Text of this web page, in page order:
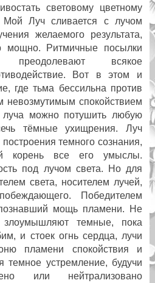
световому цветному
Мой Луч сливается с лучом
желаемого результата,
мощно. Ритмичные посылки
всякое
Вот в этом и
где тьма бессильна против
невозмутимым спокойствием
луча можно потушить любую
тёмные ухищрения. Луч
темного сознания,
корень все его умыслы.
под лучом света. Но для
света, носителем лучей,
Победителем
мощь пламени. Не
злоумышляют темные, пока
и стоек огнь сердца, лучи
пламени спокойствия и
темное устремление, будучи
или нейтрализовано